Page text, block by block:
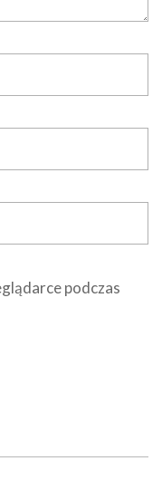
podczas